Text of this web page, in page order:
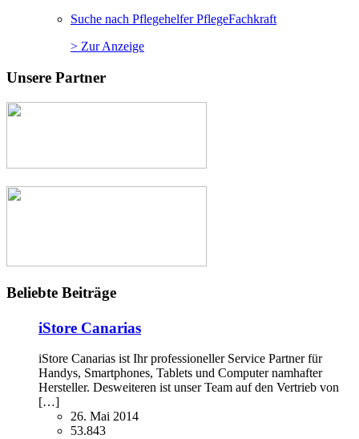
Suche nach Pflegehelfer PflegeFachkraft
> Zur Anzeige
Unsere Partner
Beliebte Beiträge
iStore Canarias
iStore Canarias ist Ihr professioneller Service Partner für
Handys, Smartphones, Tablets und Computer namhafter
Hersteller. Desweiteren ist unser Team auf den Vertrieb von
[…]
26. Mai 2014
53.843